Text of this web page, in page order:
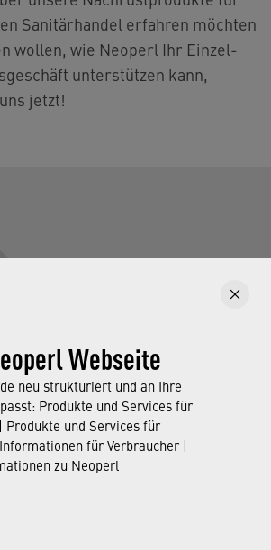
Webseite
neu strukturiert und an Ihre
Produkte und Services für
Produkte und Services für
für Verbraucher |
zu Neoperl
Sanitärhandel erfahren möchten
wollen, wie Neoperl Ihr Einzel-
unterstützen kann,
jetzt!